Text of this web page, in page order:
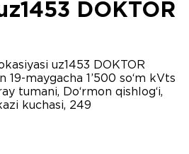
DOKTOR
uz1453 DOKTOR
19-maygacha 1’500 so‘m kVts
tumani, Do‘rmon qishlog‘i,
kuchasi, 249